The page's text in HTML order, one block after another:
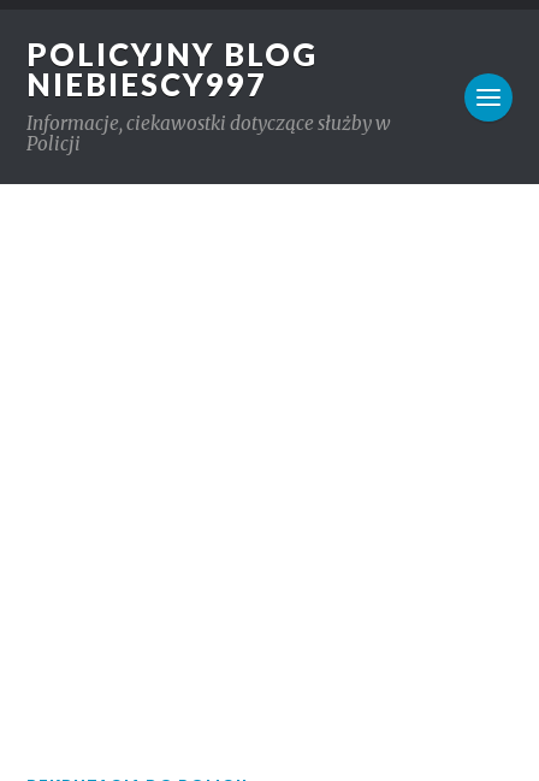
POLICYJNY BLOG
NIEBIESCY997
Informacje, ciekawostki dotyczące służby w
Policji